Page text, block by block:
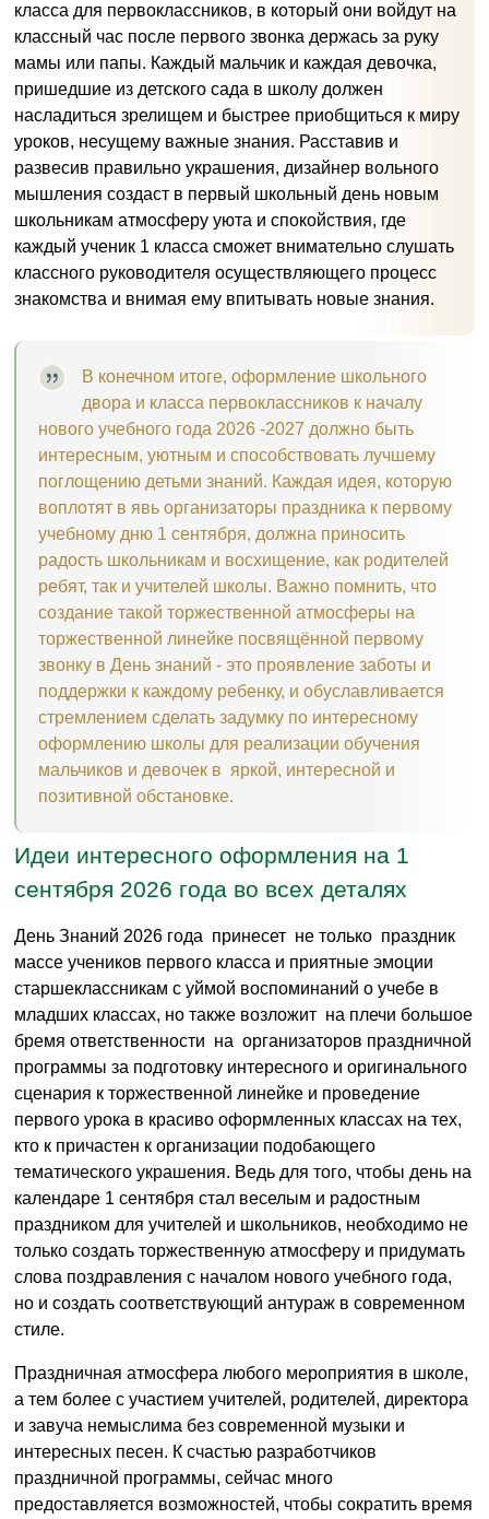
класса для первоклассников, в который они войдут на
классный час после первого звонка держась за руку
мамы или папы. Каждый мальчик и каждая девочка,
пришедшие из детского сада в школу должен
насладиться зрелищем и быстрее приобщиться к миру
уроков, несущему важные знания. Расставив и
развесив правильно украшения, дизайнер вольного
мышления создаст в первый школьный день новым
школьникам атмосферу уюта и спокойствия, где
каждый ученик 1 класса сможет внимательно слушать
классного руководителя осуществляющего процесс
знакомства и внимая ему впитывать новые знания.
В конечном итоге, оформление школьного
двора и класса первоклассников к началу
нового учебного года 2026 -2027 должно быть
интересным, уютным и способствовать лучшему
поглощению детьми знаний. Каждая идея, которую
воплотят в явь организаторы праздника к первому
учебному дню 1 сентября, должна приносить
радость школьникам и восхищение, как родителей
ребят, так и учителей школы. Важно помнить, что
создание такой торжественной атмосферы на
торжественной линейке посвящённой первому
звонку в День знаний - это проявление заботы и
поддержки к каждому ребенку, и обуславливается
стремлением сделать задумку по интересному
оформлению школы для реализации обучения
мальчиков и девочек в яркой, интересной и
позитивной обстановке.
Идеи интересного оформления на 1
сентября 2026 года во всех деталях
День Знаний 2026 года принесет не только праздник
массе учеников первого класса и приятные эмоции
старшеклассникам с уймой воспоминаний о учебе в
младших классах, но также возложит на плечи большое
бремя ответственности на организаторов праздничной
программы за подготовку интересного и оригинального
сценария к торжественной линейке и проведение
первого урока в красиво оформленных классах на тех,
кто к причастен к организации подобающего
тематического украшения. Ведь для того, чтобы день на
календаре 1 сентября стал веселым и радостным
праздником для учителей и школьников, необходимо не
только создать торжественную атмосферу и придумать
слова поздравления с началом нового учебного года,
но и создать соответствующий антураж в современном
стиле.
Праздничная атмосфера любого мероприятия в школе,
а тем более с участием учителей, родителей, директора
и завуча немыслима без современной музыки и
интересных песен. К счастью разработчиков
праздничной программы, сейчас много
предоставляется возможностей, чтобы сократить время